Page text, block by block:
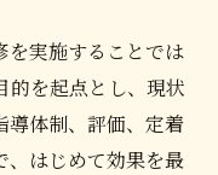
を実施することでは
的を起点とし、現状
導体制、評価、定着
、はじめて効果を最